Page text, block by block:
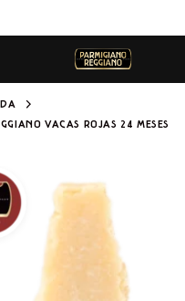
VACAS ROJAS 24 MESES